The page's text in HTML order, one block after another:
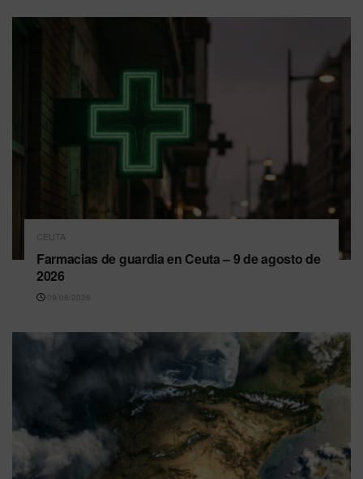
CEUTA
Farmacias de guardia en Ceuta – 9 de agosto de
2026
09/08/2026